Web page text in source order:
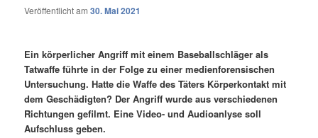
Veröffentlicht am30. Mai 2021
Ein körperlicher Angriff mit einem Baseballschläger als
Tatwaffe führte in der Folge zu einer medienforensischen
Untersuchung. Hatte die Waffe des Täters Körperkontakt mit
dem Geschädigten? Der Angriff wurde aus verschiedenen
Richtungen gefilmt. Eine Video- und Audioanlyse soll
Aufschluss geben.